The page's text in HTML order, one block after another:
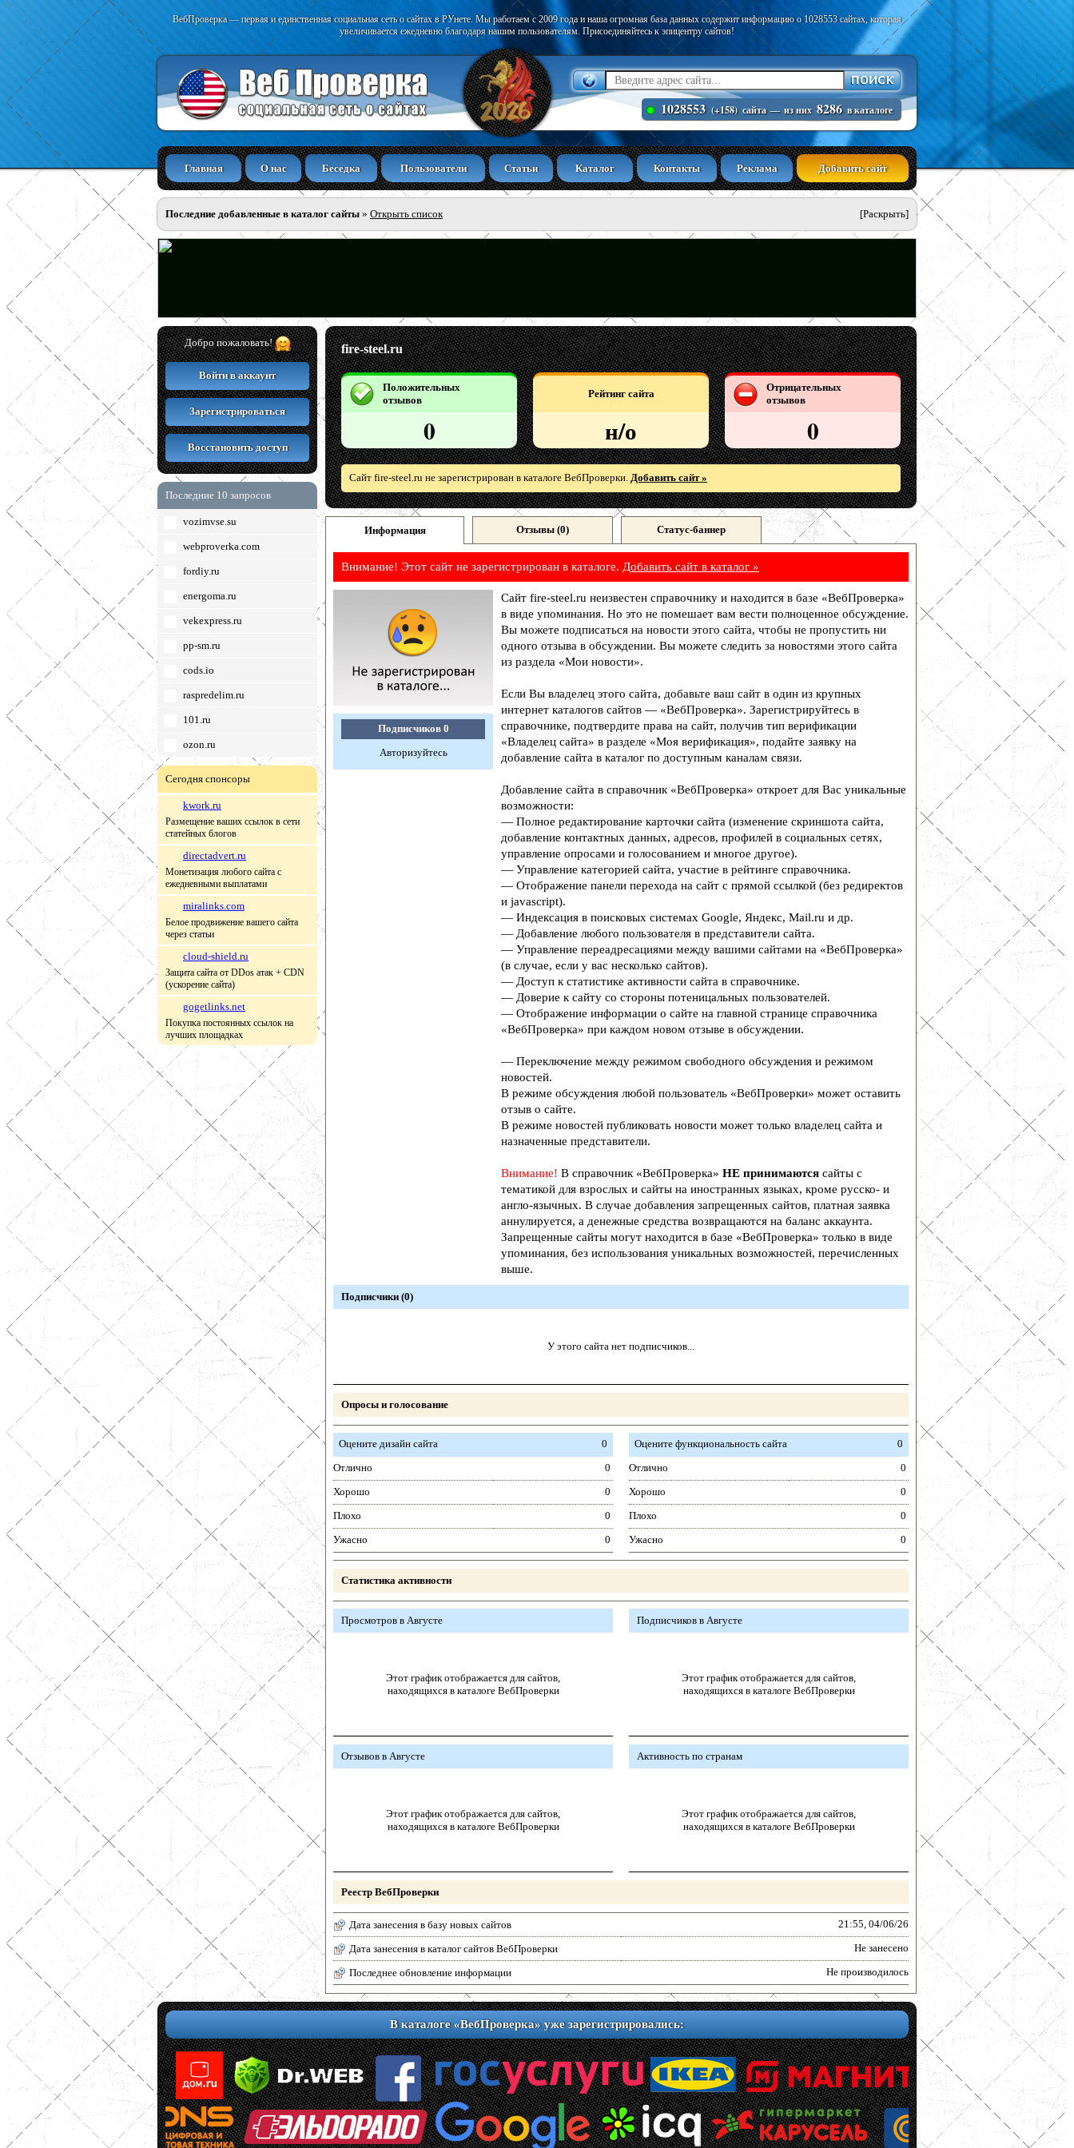
ВебПроверка — первая и единственная социальная сеть о сайтах в РУнете. Мы работаем с 2009 года и наша огромная база данных содержит информацию о 1028553 сайтах, которая
увеличивается ежедневно благодаря нашим пользователям. Присоединяйтесь к эпицентру сайтов!
1028553 (+158) сайта — из них 8286 в каталоге
Главная О нас Беседка Пользователи Статьи Каталог Контакты Реклама Добавить сайт
Последние добавленные в каталог сайты » Открыть список [Раскрыть]
Добро пожаловать!
Войти в аккаунт
Зарегистрироваться
Восстановить доступ
Последние 10 запросов
vozimvse.su
webproverka.com
fordiy.ru
energoma.ru
vekexpress.ru
pp-sm.ru
cods.io
raspredelim.ru
101.ru
ozon.ru
Сегодня спонсоры
kwork.ru
Размещение ваших ссылок в сети
статейных блогов
directadvert.ru
Монетизация любого сайта с
ежедневными выплатами
miralinks.com
Белое продвижение вашего сайта
через статьи
cloud-shield.ru
Защита сайта от DDos атак + CDN
(ускорение сайта)
gogetlinks.net
Покупка постоянных ссылок на
лучших площадках
fire-steel.ru
Положительных
отзывов
0
Рейтинг сайта
н/о
Отрицательных
отзывов
0
Сайт fire-steel.ru не зарегистрирован в каталоге ВебПроверки. Добавить сайт »
Информация Отзывы (0) Статус-баннер
Внимание! Этот сайт не зарегистрирован в каталоге. Добавить сайт в каталог »
Подписчиков 0
Авторизуйтесь
Сайт fire-steel.ru неизвестен справочнику и находится в базе «ВебПроверка»
в виде упоминания. Но это не помешает вам вести полноценное обсуждение.
Вы можете подписаться на новости этого сайта, чтобы не пропустить ни
одного отзыва в обсуждении. Вы можете следить за новостями этого сайта
из раздела «Мои новости».
Если Вы владелец этого сайта, добавьте ваш сайт в один из крупных
интернет каталогов сайтов — «ВебПроверка». Зарегистрируйтесь в
справочнике, подтвердите права на сайт, получив тип верификации
«Владелец сайта» в разделе «Моя верификация», подайте заявку на
добавление сайта в каталог по доступным каналам связи.
Добавление сайта в справочник «ВебПроверка» откроет для Вас уникальные
возможности:
— Полное редактирование карточки сайта (изменение скриншота сайта,
добавление контактных данных, адресов, профилей в социальных сетях,
управление опросами и голосованием и многое другое).
— Управление категорией сайта, участие в рейтинге справочника.
— Отображение панели перехода на сайт с прямой ссылкой (без редиректов
и javascript).
— Индексация в поисковых системах Google, Яндекс, Mail.ru и др.
— Добавление любого пользователя в представители сайта.
— Управление переадресациями между вашими сайтами на «ВебПроверка»
(в случае, если у вас несколько сайтов).
— Доступ к статистике активности сайта в справочнике.
— Доверие к сайту со стороны потеницальных пользователей.
— Отображение информации о сайте на главной странице справочника
«ВебПроверка» при каждом новом отзыве в обсуждении.
— Переключение между режимом свободного обсуждения и режимом
новостей.
В режиме обсуждения любой пользователь «ВебПроверки» может оставить
отзыв о сайте.
В режиме новостей публиковать новости может только владелец сайта и
назначенные представители.
Внимание! В справочник «ВебПроверка» НЕ принимаются сайты с
тематикой для взрослых и сайты на иностранных языках, кроме русско- и
англо-язычных. В случае добавления запрещенных сайтов, платная заявка
аннулируется, а денежные средства возвращаются на баланс аккаунта.
Запрещенные сайты могут находится в базе «ВебПроверка» только в виде
упоминания, без использования уникальных возможностей, перечисленных
выше.
Подписчики (0)
У этого сайта нет подписчиков...
Опросы и голосование
Оцените дизайн сайта
0
Отлично
0
Хорошо
0
Плохо
0
Ужасно
0
Оцените функциональность сайта
0
Отлично
0
Хорошо
0
Плохо
0
Ужасно
0
Статистика активности
Просмотров в Августе
Этот график отображается для сайтов,
находящихся в каталоге ВебПроверки
Подписчиков в Августе
Этот график отображается для сайтов,
находящихся в каталоге ВебПроверки
Отзывов в Августе
Этот график отображается для сайтов,
находящихся в каталоге ВебПроверки
Активность по странам
Этот график отображается для сайтов,
находящихся в каталоге ВебПроверки
Реестр ВебПроверки
Дата занесения в базу новых сайтов 21:55, 04/06/26
Дата занесения в каталог сайтов ВебПроверки Не занесено
Последнее обновление информации Не производилось
В каталоге «ВебПроверка» уже зарегистрировались: